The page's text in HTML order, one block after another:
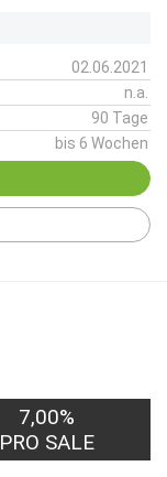
02.06.2021
n.a.
90 Tage
bis 6 Wochen
7,00%
PRO SALE